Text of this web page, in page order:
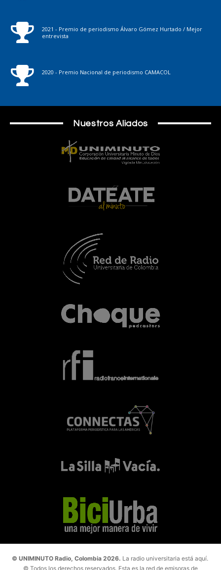
2021 - Premio de periodismo Álvaro Gómez Hurtado / Mejor
entrevista
2020 - Premio Nacional de periodismo CAMACOL
Nuestros Aliados
© UNIMINUTO Radio, Colombia 2026. La radio universitaria está aquí.
© Todos los derechos reservados. Esta es la red de emisoras de